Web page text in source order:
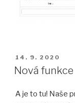
PUBLIKOVÁNO
14. 9. 2020
Nová funkce
A je to tu! Naše